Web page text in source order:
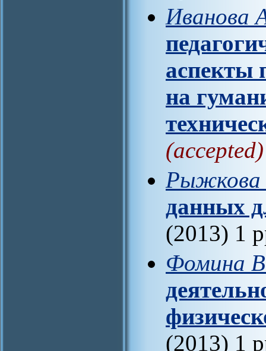
Иванова
аспекты
на
(accepted)
Рыжкова
данных
(2013) 1
Фомина
(2013) 1